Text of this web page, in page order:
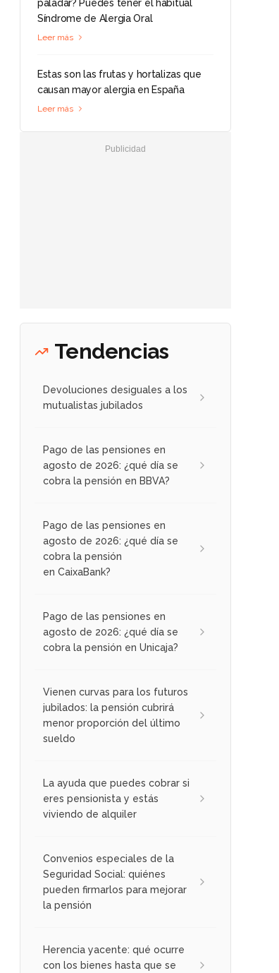
paladar? Puedes tener el habitual
Síndrome de Alergia Oral
Leer más
Estas son las frutas y hortalizas que
causan mayor alergia en España
Leer más
Tendencias
Devoluciones desiguales a los
mutualistas jubilados
Pago de las pensiones en
agosto de 2026: ¿qué día se
cobra la pensión en BBVA?
Pago de las pensiones en
agosto de 2026: ¿qué día se
cobra la pensión
en CaixaBank?
Pago de las pensiones en
agosto de 2026: ¿qué día se
cobra la pensión en Unicaja?
Vienen curvas para los futuros
jubilados: la pensión cubrirá
menor proporción del último
sueldo
La ayuda que puedes cobrar si
eres pensionista y estás
viviendo de alquiler
Convenios especiales de la
Seguridad Social: quiénes
pueden firmarlos para mejorar
la pensión
Herencia yacente: qué ocurre
con los bienes hasta que se